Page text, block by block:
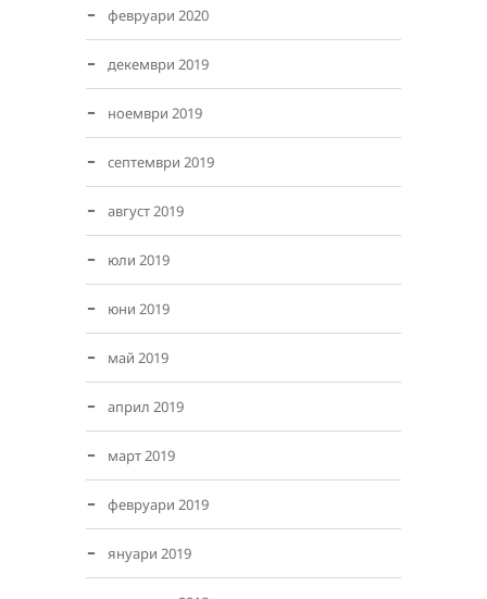
февруари 2020
декември 2019
ноември 2019
септември 2019
август 2019
юли 2019
юни 2019
май 2019
април 2019
март 2019
февруари 2019
януари 2019